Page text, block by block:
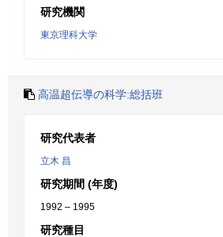
研究機関
東京理科大学
高温超伝導の科学:総括班
研究代表者
立木 昌
研究期間 (年度)
1992 – 1995
研究種目